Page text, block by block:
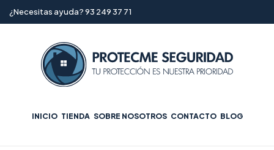
¿Necesitas ayuda? 93 249 37 71
INICIO TIENDA SOBRE NOSOTROS CONTACTO BLOG